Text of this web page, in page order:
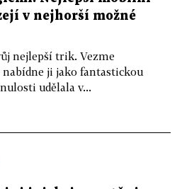
v nejhorší možné
nejlepší trik. Vezme
ji jako fantastickou
udělala v...